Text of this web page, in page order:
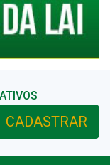
CADASTRAR